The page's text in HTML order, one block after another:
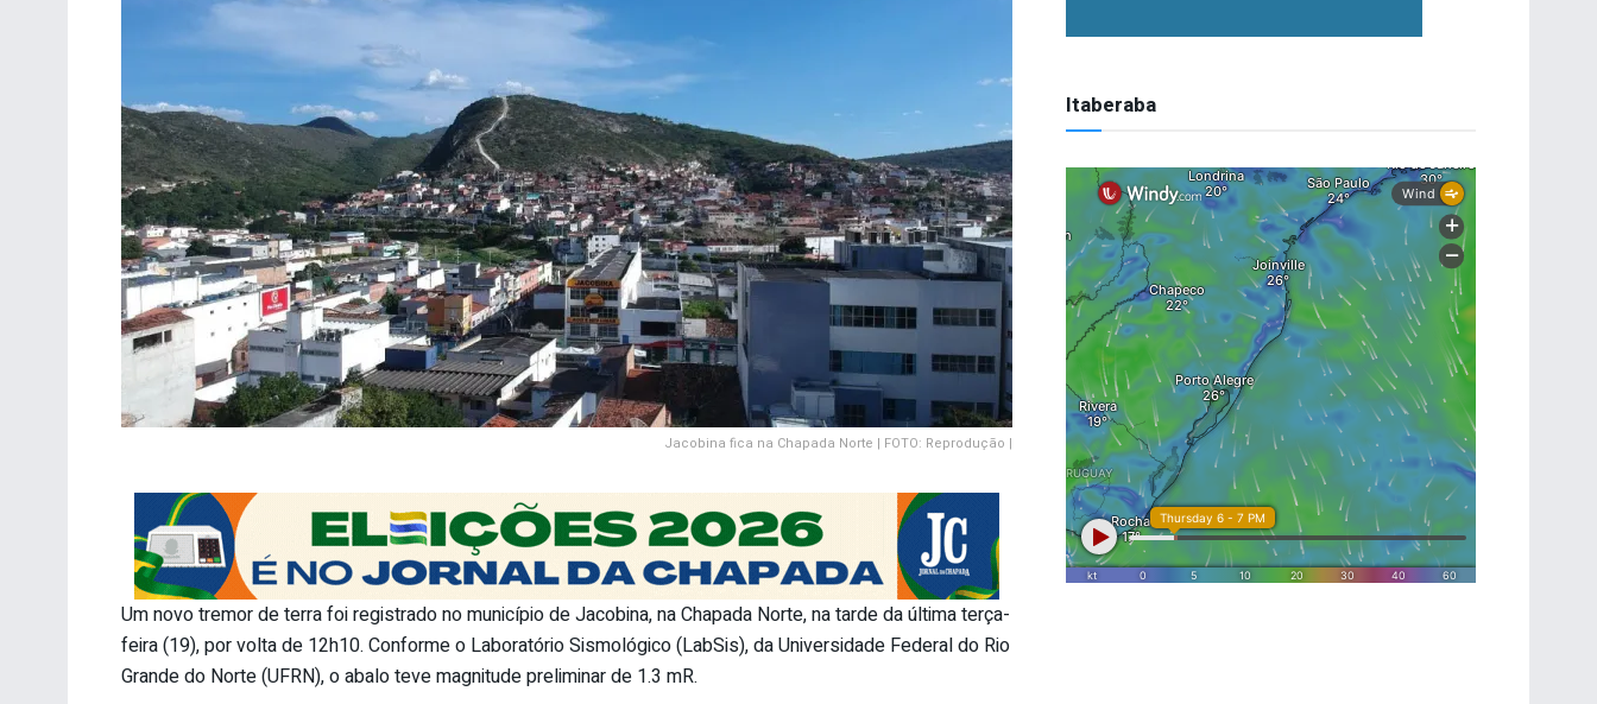
Jacobina fica na Chapada Norte | FOTO: Reprodução |
Um novo tremor de terra foi registrado no município de Jacobina, na Chapada Norte, na tarde da última terça-
feira (19), por volta de 12h10. Conforme o Laboratório Sismológico (LabSis), da Universidade Federal do Rio
Grande do Norte (UFRN), o abalo teve magnitude preliminar de 1.3 mR.
Itaberaba